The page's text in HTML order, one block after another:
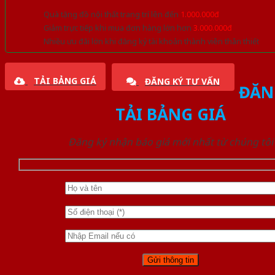
Quà tặng đồ nội thất trang trí lên đến 1.000.000đ
Giảm trực tiếp khi mua đơn hàng lớn hơn 3.000.000đ
Nhiều ưu đãi lớn khi đăng ký tài khoản thành viên thân thiết
TẢI BẢNG GIÁ ĐĂNG KÝ TƯ VẤN
TẢI BẢNG GIÁ
Đăng ký nhận báo giá mới nhất từ chúng tôi